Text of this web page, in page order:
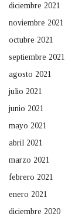
diciembre 2021
noviembre 2021
octubre 2021
septiembre 2021
agosto 2021
julio 2021
junio 2021
mayo 2021
abril 2021
marzo 2021
febrero 2021
enero 2021
diciembre 2020